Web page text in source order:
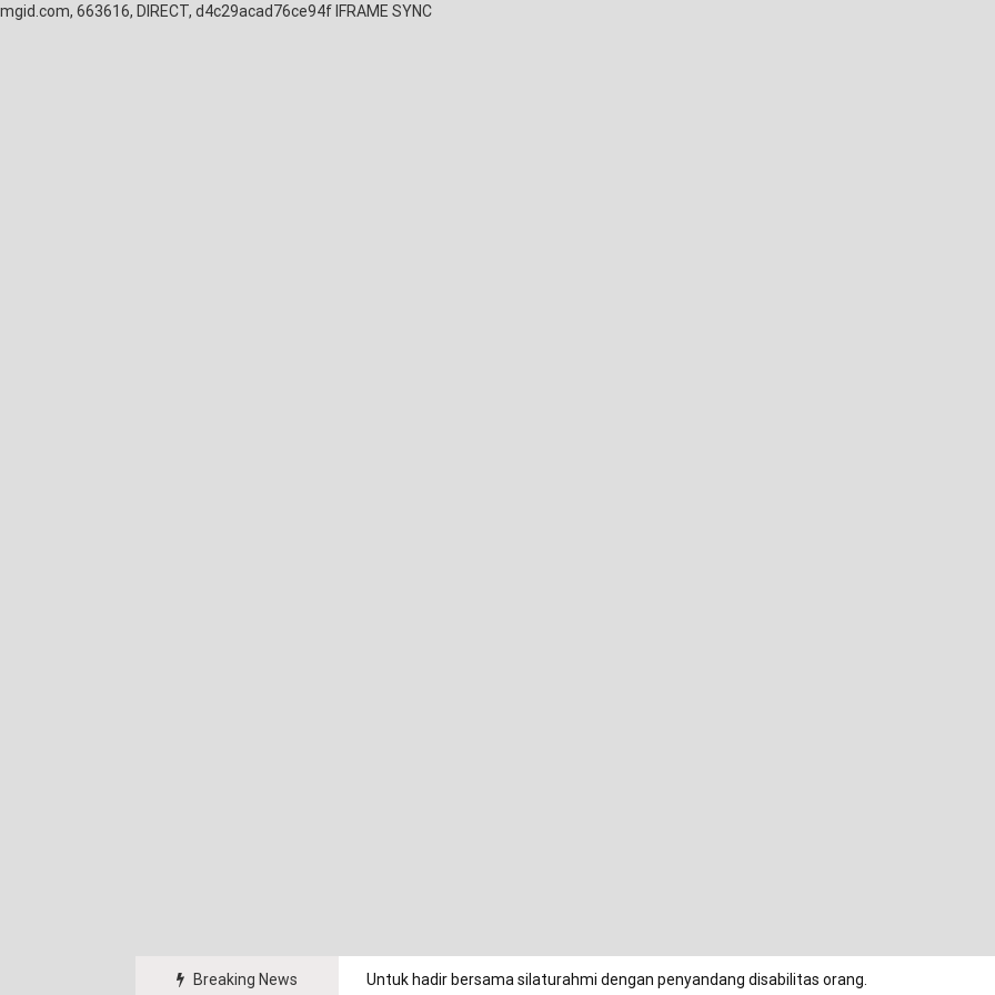
mgid.com, 663616, DIRECT, d4c29acad76ce94f IFRAME SYNC
Breaking News Untuk hadir bersama silaturahmi dengan penyandang disabilitas orang.